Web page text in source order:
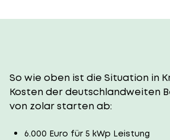
So wie oben ist die Situation in
Kosten der deutschlandweiten
von zolar starten ab:
6.000 Euro für 5 kWp Leistung